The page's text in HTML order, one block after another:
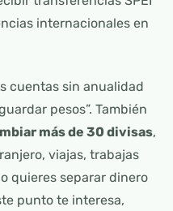
internacionales en
cuentas sin anualidad
pesos”. También
más de 30 divisas,
viajas, trabajas
quieres separar dinero
punto te interesa,